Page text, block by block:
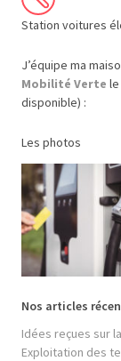
Station voitures
J’équipe ma
Mobilité Verte
disponible) :
Les photos
Nos articles
Idées reçues sur
Exploitation des